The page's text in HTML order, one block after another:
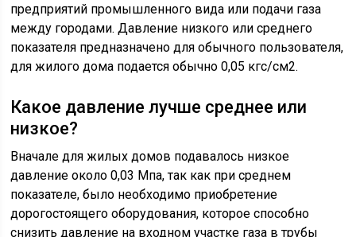
предприятий промышленного вида или подачи газа
между городами. Давление низкого или среднего
показателя предназначено для обычного пользователя,
для жилого дома подается обычно 0,05 кгс/см2.
Какое давление лучше среднее или
низкое?
Вначале для жилых домов подавалось низкое
давление около 0,03 Мпа, так как при среднем
показателе, было необходимо приобретение
дорогостоящего оборудования, которое способно
снизить давление на входном участке газа в трубы